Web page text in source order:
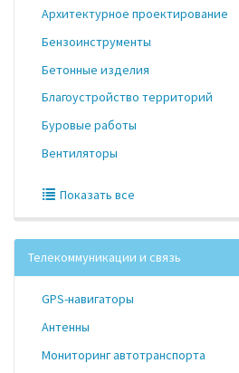
Архитектурное проектирование
Бензоинструменты
Бетонные изделия
Благоустройство территорий
Буровые работы
Вентиляторы
Показать все
Телекоммуникации и связь
GPS-навигаторы
Антенны
Мониторинг автотранспорта